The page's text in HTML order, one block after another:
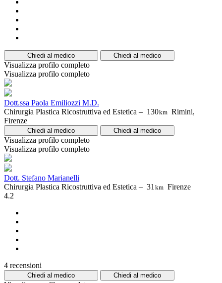
Chiedi al medico Chiedi al medico
Visualizza profilo completo
Visualizza profilo completo
Dott.ssa Paola Emiliozzi M.D.
Chirurgia Plastica Ricostruttiva ed Estetica – 130km Rimini,
Firenze
Chiedi al medico Chiedi al medico
Visualizza profilo completo
Visualizza profilo completo
Dott. Stefano Marianelli
Chirurgia Plastica Ricostruttiva ed Estetica – 31km Firenze
4.2
4 recensioni
Chiedi al medico Chiedi al medico